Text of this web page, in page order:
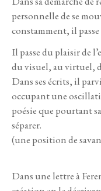
personnelle de se
constamment, il passe
Il passe du plaisir de
du visuel, au virtuel,
Dans ses écrits, il
occupant une
poésie que pourtant
séparer.
(une position de
Dans une lettre à